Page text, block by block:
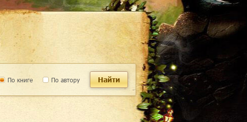
По книге По автору Найти